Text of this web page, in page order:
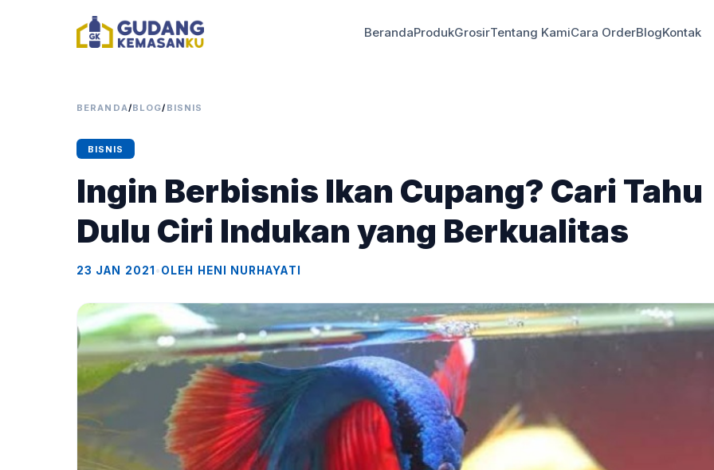
BerandaProdukGrosirTentang KamiCara OrderBlogKontak
BERANDA/BLOG/ BISNIS
BISNIS
Ingin Berbisnis Ikan Cupang? Cari Tahu
Dulu Ciri Indukan yang Berkualitas
23 JAN 2021 •OLEH HENI NURHAYATI